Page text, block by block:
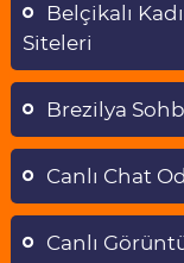
Belçikalı
Siteleri
Brezilya
Canlı Chat
Canlı